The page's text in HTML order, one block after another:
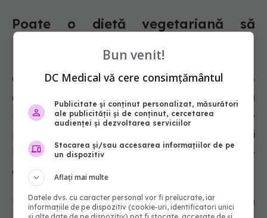
Poate o dietă vegetariană să
reducă inflamația?
O dietă vegetariană sau vegană poate fi o
opțiune pentru persoanele care doresc să
reducă inflamația, deoarece aceste diete
privilegiază de obicei alimentele naturale și
integrale, reducând în același timp consumul de
grăsimi saturate.
De exemplu, oanalizădin 2017 a constatat că
Bun venit!
DC Medical vă cere consimțământul
Publicitate și conținut personalizat, măsurători
ale publicității și de conținut, cercetarea
audienței și dezvoltarea serviciilor
Stocarea și/sau accesarea informațiilor de pe
un dispozitiv
Aflați mai multe
Datele dvs. cu caracter personal vor fi prelucrate, iar
informațiile de pe dispozitiv (cookie-uri, identificatori unici